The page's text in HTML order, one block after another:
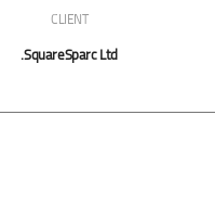
CLIENT
SquareSparc Ltd.